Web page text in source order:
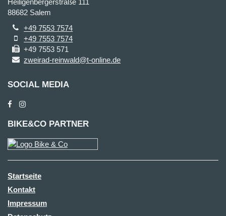
Heiligenbergerstraße 111
88682 Salem
+49 7553 7574
+49 7553 7574
+49 7553 571
zweirad-reinwald@t-online.de
SOCIAL MEDIA
BIKE&CO PARTNER
Startseite
Kontakt
Impressum